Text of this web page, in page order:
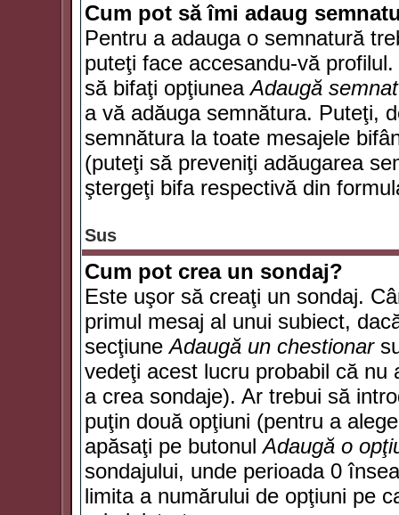
Cum pot să îmi adaug
Pentru a adauga o semnatură
puteţi face accesandu-vă
să bifaţi opţiuneaAdaugă
a vă adăuga semnătura. Puteţi,
semnătura la toate mesajele
(puteţi să preveniţi adăugarea
ştergeţi bifa respectivă din
Sus
Cum pot crea un sondaj?
Este uşor să creaţi un sondaj.
primul mesaj al unui subiect,
secţiuneAdaugă un chestionar
vedeţi acest lucru probabil că nu
a crea sondaje). Ar trebui să
puţin două opţiuni (pentru a
apăsaţi pe butonulAdaugă o
sondajului, unde perioada 0
limita a numărului de opţiuni pe